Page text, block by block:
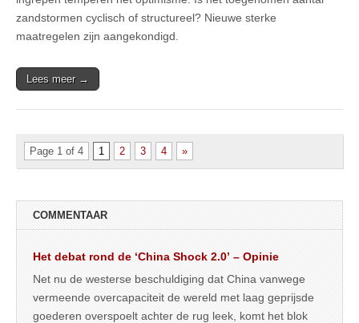
zandstormen cyclisch of structureel? Nieuwe sterke
maatregelen zijn aangekondigd.
Lees meer →
Page 1 of 4 1 2 3 4 »
COMMENTAAR
Het debat rond de ‘China Shock 2.0’ – Opinie
Net nu de westerse beschuldiging dat China vanwege
vermeende overcapaciteit de wereld met laag geprijsde
goederen overspoelt achter de rug leek, komt het blok